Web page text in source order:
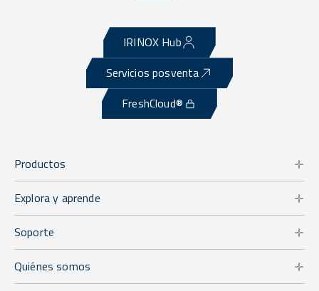
IRINOX Hub
Servicios posventa
FreshCloud®
Productos
Explora y aprende
Soporte
Quiénes somos